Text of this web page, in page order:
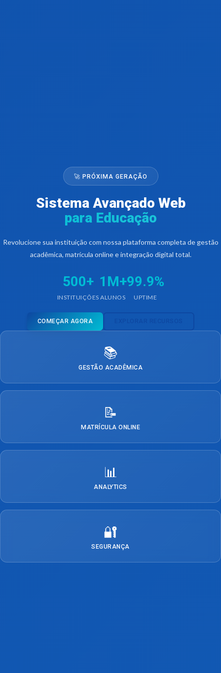
🚀 PRÓXIMA GERAÇÃO
Sistema Avançado Web
para Educação
Revolucione sua instituição com nossa plataforma completa de gestão
acadêmica, matrícula online e integração digital total.
500+
INSTITUIÇÕES
1M+
ALUNOS
99.9%
UPTIME
COMEÇAR AGORA
📚
GESTÃO ACADÊMICA
📝
MATRÍCULA ONLINE
📊
ANALYTICS
🔐
SEGURANÇA